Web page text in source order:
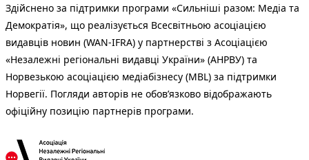
Здійснено за підтримки програми «Сильніші разом: Медіа та
Демократія», що реалізується Всесвітньою асоціацією
видавців новин (WAN-IFRA) у партнерстві з Асоціацією
«Незалежні регіональні видавці України» (АНРВУ) та
Норвезькою асоціацією медіабізнесу (MBL) за підтримки
Норвегії. Погляди авторів не обов’язково відображають
офіційну позицію партнерів програми.